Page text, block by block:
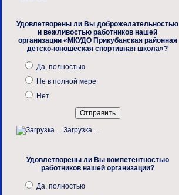
Удовлетворены ли Вы доброжелательностью
и вежливостью работников нашей
организации «МКУДО Прикубанская районная
детско-юношеская спортивная школа»?
Да, полностью
Не в полной мере
Нет
Загрузка ...
Удовлетворены ли Вы компетентностью
работников нашей организации?
Да, полностью